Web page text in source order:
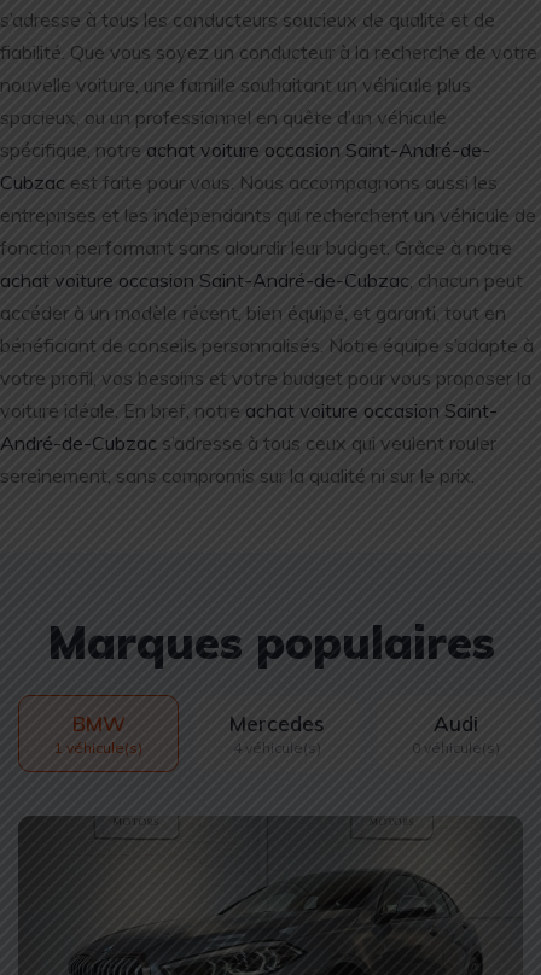
s’adresse à tous les conducteurs soucieux de qualité et de
fiabilité. Que vous soyez un conducteur à la recherche de votre
nouvelle voiture, une famille souhaitant un véhicule plus
spacieux, ou un professionnel en quête d’un véhicule
spécifique, notre achat voiture occasion Saint-André-de-
Cubzac est faite pour vous. Nous accompagnons aussi les
entreprises et les indépendants qui recherchent un véhicule de
fonction performant sans alourdir leur budget. Grâce à notre
achat voiture occasion Saint-André-de-Cubzac , chacun peut
accéder à un modèle récent, bien équipé, et garanti, tout en
bénéficiant de conseils personnalisés. Notre équipe s’adapte à
votre profil, vos besoins et votre budget pour vous proposer la
voiture idéale. En bref, notre achat voiture occasion Saint-
André-de-Cubzac s’adresse à tous ceux qui veulent rouler
sereinement, sans compromis sur la qualité ni sur le prix.
Marques populaires
BMW
1 véhicule(s)
Mercedes
4 véhicule(s)
Audi
0 véhicule(s)